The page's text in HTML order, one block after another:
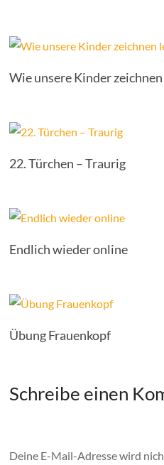
Wie unsere Kinder
22. Türchen – Traurig
Endlich wieder online
Übung Frauenkopf
Schreibe einen
Deine E-Mail-Adresse wird